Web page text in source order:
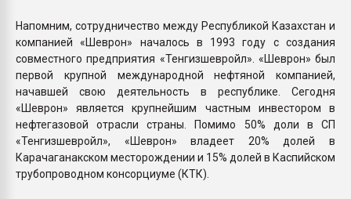
Напомним, сотрудничество между Республикой Казахстан и
компанией «Шеврон» началось в 1993 году с создания
совместного предприятия «Тенгизшевройл». «Шеврон» был
первой крупной международной нефтяной компанией,
начавшей свою деятельность в республике. Сегодня
«Шеврон» является крупнейшим частным инвестором в
нефтегазовой отрасли страны. Помимо 50% доли в СП
«Тенгизшевройл», «Шеврон» владеет 20% долей в
Карачаганакском месторождении и 15% долей в Каспийском
трубопроводном консорциуме (КТК).